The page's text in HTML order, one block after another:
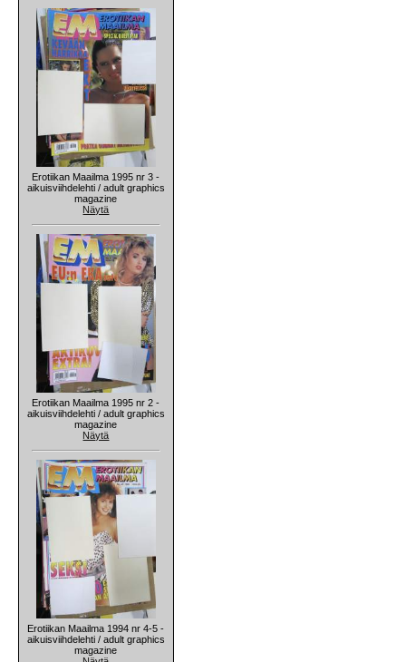
Erotiikan Maailma 1995 nr 3 -
aikuisviihdelehti / adult graphics
magazine
Näytä
Erotiikan Maailma 1995 nr 2 -
aikuisviihdelehti / adult graphics
magazine
Näytä
Erotiikan Maailma 1994 nr 4-5 -
aikuisviihdelehti / adult graphics
magazine